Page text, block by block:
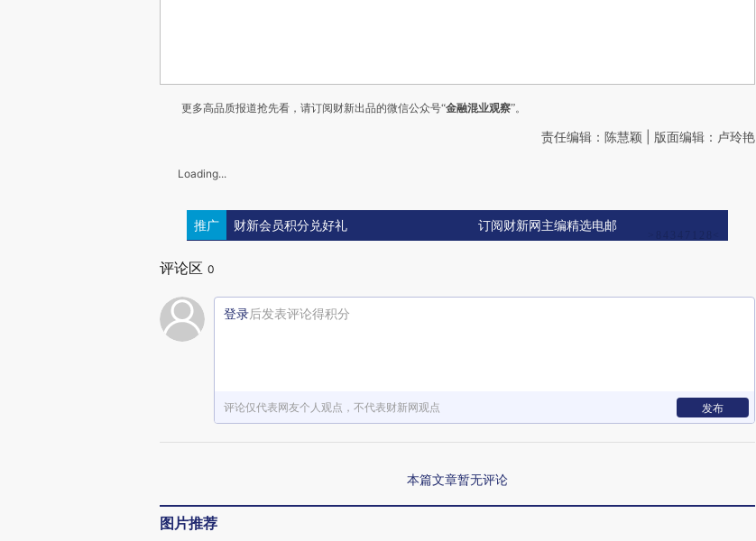
更多高品质报道抢先看，请订阅财新出品的微信公众号“金融混业观察”。
责任编辑：陈慧颖 | 版面编辑：卢玲艳
Loading...
推广 财新会员积分兑好礼 订阅财新网主编精选电邮
评论区 0
登录后发表评论得积分
评论仅代表网友个人观点，不代表财新网观点 发布
本篇文章暂无评论
图片推荐